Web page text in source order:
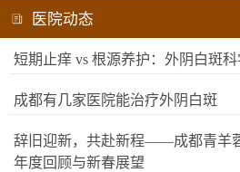
医院动态
短期止痒 vs 根源养护：外阴白斑
成都有几家医院能治疗外阴白斑
辞旧迎新，共赴新程——成都青羊
年度回顾与新春展望